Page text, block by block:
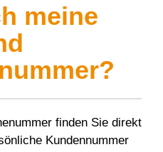
meine
finden Sie direkt
Kundennummer